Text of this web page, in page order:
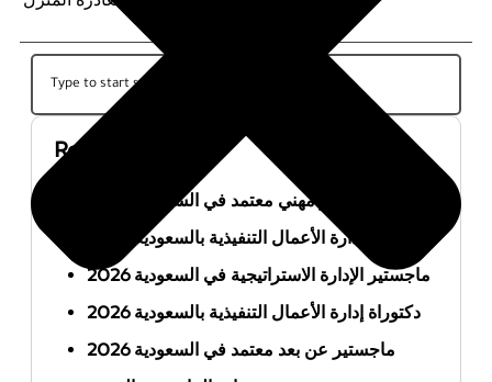
Recent Posts
أفضل ماجستير مهني معتمد في السعودية 2026
ماجستير إدارة الأعمال التنفيذية بالسعودية 2026
ماجستير الإدارة الاستراتيجية في السعودية 2026
دكتوراة إدارة الأعمال التنفيذية بالسعودية 2026
ماجستير عن بعد معتمد في السعودية 2026